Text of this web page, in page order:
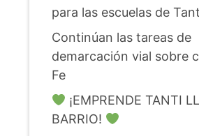
para las escuelas de
Continúan las tareas de
demarcación vial sobre
Fe
¡EMPRENDE TANTI
BARRIO!